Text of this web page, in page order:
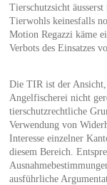
Tierschutzsicht
Tierwohls keinesfalls
Motion Regazzi käme
Verbots des Einsatzes
Die TIR ist der Ansicht,
Angelfischerei nicht
tierschutzrechtliche
Verwendung von
Interesse einzelner
diesem Bereich.
ausführliche